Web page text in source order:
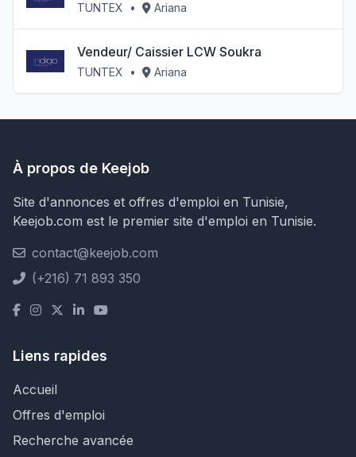
TUNTEX • Ariana
Vendeur/ Caissier LCW Soukra
TUNTEX • Ariana
À propos de Keejob
Site d'annonces et offres d'emploi en Tunisie,
Keejob.com est le premier site d'emploi en Tunisie.
contact@keejob.com
(+216) 71 893 350
Liens rapides
Accueil
Offres d'emploi
Recherche avancée